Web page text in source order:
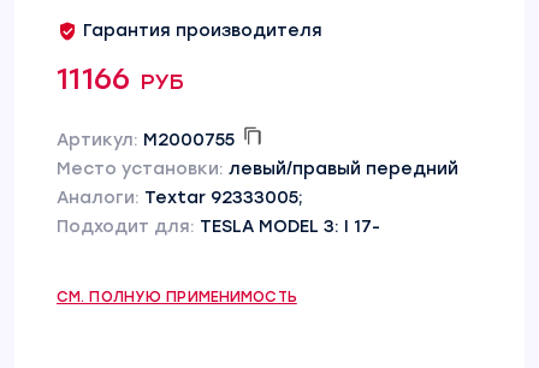
Гарантия производителя
11166 руб
Артикул: M2000755
Место установки: левый/правый передний
Аналоги: Textar 92333005;
Подходит для: TESLA MODEL 3: I 17-
СМ. ПОЛНУЮ ПРИМЕНИМОСТЬ